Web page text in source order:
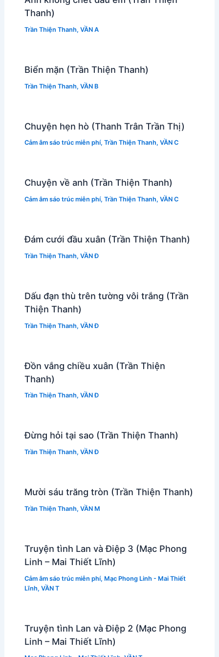
Thanh)
Trần Thiện Thanh, VẦN A
Biển mặn (Trần Thiện Thanh)
Trần Thiện Thanh, VẦN B
Chuyện hẹn hò (Thanh Trân Trần Thị)
Cảm âm sáo trúc miễn phí, Trần Thiện Thanh, VẦN C
Chuyện về anh (Trần Thiện Thanh)
Cảm âm sáo trúc miễn phí, Trần Thiện Thanh, VẦN C
Đám cưới đầu xuân (Trần Thiện Thanh)
Trần Thiện Thanh, VẦN Đ
Dấu đạn thù trên tường vôi trắng (Trần
Thiện Thanh)
Trần Thiện Thanh, VẦN Đ
Đồn vắng chiều xuân (Trần Thiện
Thanh)
Trần Thiện Thanh, VẦN Đ
Đừng hỏi tại sao (Trần Thiện Thanh)
Trần Thiện Thanh, VẦN Đ
Mười sáu trăng tròn (Trần Thiện Thanh)
Trần Thiện Thanh, VẦN M
Truyện tình Lan và Điệp 3 (Mạc Phong
Linh – Mai Thiết Lĩnh)
Cảm âm sáo trúc miễn phí, Mạc Phong Linh - Mai Thiết
Lĩnh, VẦN T
Truyện tình Lan và Điệp 2 (Mạc Phong
Linh – Mai Thiết Lĩnh)